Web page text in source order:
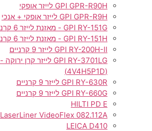
GPI GPR-R90H לייזר אופקי
GPI GPR-R9H לייזר אופקי + אנכי
GPI RY-151G - מאזנת לייזר 6 קרניים - קרן ירוקה
GPI RY-151H - מאזנת לייזר 6 קרניים (4V1H1D)
GPI RY-200H-II לייזר 9 קרניים
(4V4H5P1D)
GPI RY-630R לייזר 9 קרניים
GPI RY-660G לייזר 9 קרניים
HILTI PD E
LaserLiner VideoFlex 082.112A
LEICA D410